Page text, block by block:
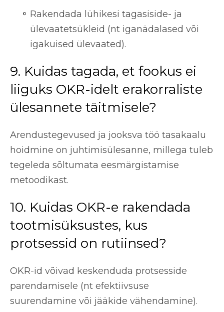
Rakendada lühikesi tagasiside- ja
ülevaatetsükleid (nt iganädalased või
igakuised ülevaated).
9. Kuidas tagada, et fookus ei
liiguks OKR-idelt erakorraliste
ülesannete täitmisele?
Arendustegevused ja jooksva töö tasakaalu
hoidmine on juhtimisülesanne, millega tuleb
tegeleda sõltumata eesmärgistamise
metoodikast.
10. Kuidas OKR-e rakendada
tootmisüksustes, kus
protsessid on rutiinsed?
OKR-id võivad keskenduda protsesside
parendamisele (nt efektiivsuse
suurendamine või jääkide vähendamine).